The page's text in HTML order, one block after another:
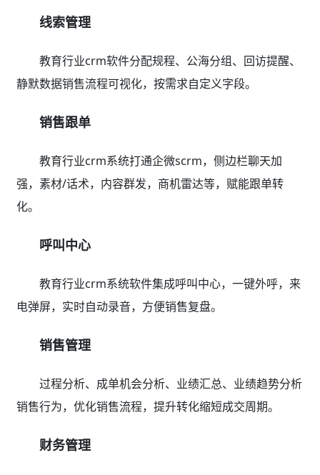
线索管理
教育行业crm软件分配规程、公海分组、回访提醒、
静默数据销售流程可视化，按需求自定义字段。
销售跟单
教育行业crm系统打通企微scrm，侧边栏聊天加
强，素材/话术，内容群发，商机雷达等，赋能跟单转
化。
呼叫中心
教育行业crm系统软件集成呼叫中心，一键外呼，来
电弹屏，实时自动录音，方便销售复盘。
销售管理
过程分析、成单机会分析、业绩汇总、业绩趋势分析
销售行为，优化销售流程，提升转化缩短成交周期。
财务管理